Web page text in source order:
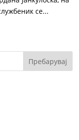
се...